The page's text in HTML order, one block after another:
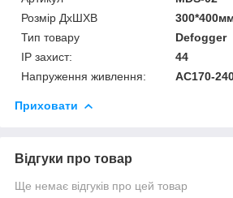
Розмір ДхШХВ
Тип товару
Defogger
IP захист:
44
Напруження живлення:
AC170-
Приховати
Відгуки про товар
Ще немає відгуків про цей товар